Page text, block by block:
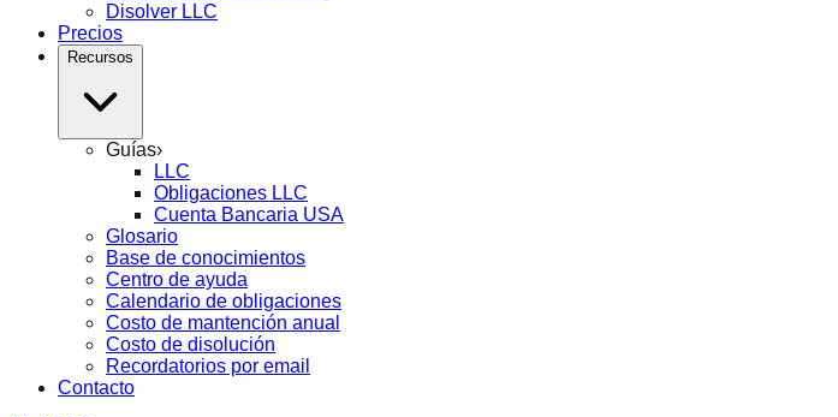
Disolver LLC
Precios
Recursos
Guías›
LLC
Obligaciones LLC
Cuenta Bancaria USA
Glosario
Base de conocimientos
Centro de ayuda
Calendario de obligaciones
Costo de mantención anual
Costo de disolución
Recordatorios por email
Contacto